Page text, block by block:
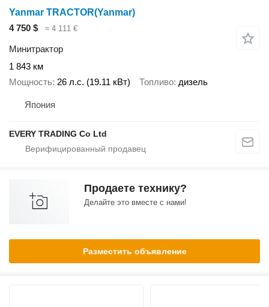
Yanmar TRACTOR(Yanmar)
4 750 $
≈ 4 111 €
Минитрактор
1 843 км
Мощность 26 л.с. (19.11 кВт) Топливо дизель
Япония
EVERY TRADING Co Ltd
Продаете технику?
Делайте это вместе с нами!
Разместить объявление